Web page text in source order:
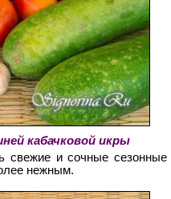
кабачковой икры
свежие и сочные сезонные
нежным.